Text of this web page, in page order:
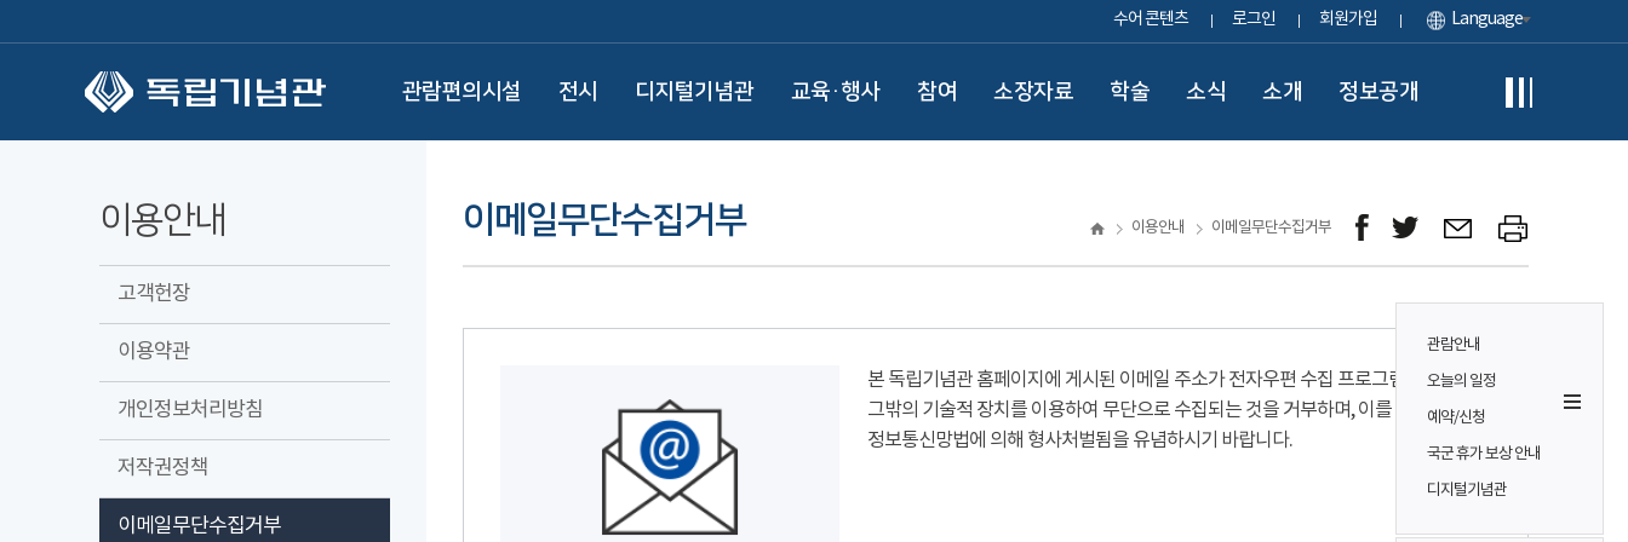
수어 콘텐츠 로그인 회원가입 Language
관람편의시설 전시 디지털기념관 교육·행사 참여 소장자료 학술 소식 소개 정보공개
관람안내
오늘의 일정
예약/신청
국군 휴가 보상 안내
디지털기념관
이용안내
고객헌장
이용약관
개인정보처리방침
저작권정책
이메일무단수집거부
이메일무단수집거부 이용안내 이메일무단수집거부
본 독립기념관 홈페이지에 게시된 이메일 주소가 전자우편 수집 프로그램이나
그밖의 기술적 장치를 이용하여 무단으로 수집되는 것을 거부하며, 이를 위반시
정보통신망법에 의해 형사처벌됨을 유념하시기 바랍니다.